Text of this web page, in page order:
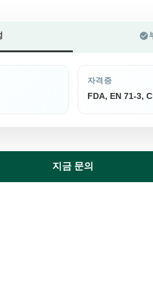
자격증
FDA, EN 71-3,
지금 문의